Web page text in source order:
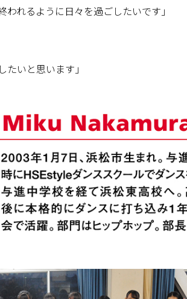
れるように日々を過ごしたいです」
たいと思います」